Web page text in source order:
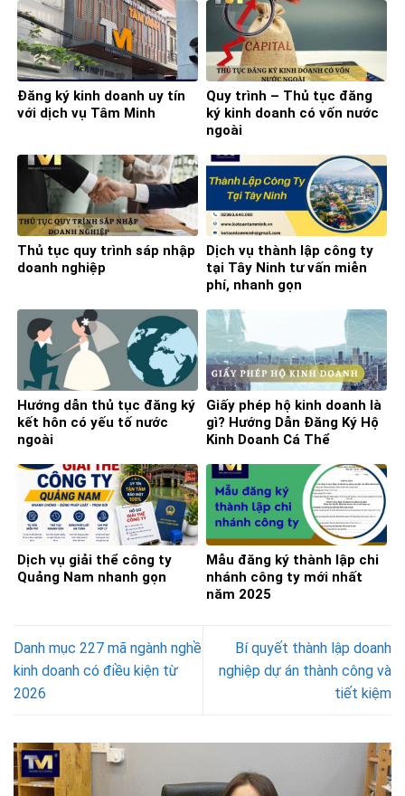
Đăng ký kinh doanh uy tín
với dịch vụ Tâm Minh
Quy trình – Thủ tục đăng
ký kinh doanh có vốn nước
ngoài
Thủ tục quy trình sáp nhập
doanh nghiệp
Dịch vụ thành lập công ty
tại Tây Ninh tư vấn miễn
phí, nhanh gọn
Hướng dẫn thủ tục đăng ký
kết hôn có yếu tố nước
ngoài
Giấy phép hộ kinh doanh là
gì? Hướng Dẫn Đăng Ký Hộ
Kinh Doanh Cá Thể
Dịch vụ giải thể công ty
Quảng Nam nhanh gọn
Mẫu đăng ký thành lập chi
nhánh công ty mới nhất
năm 2025
Danh mục 227 mã ngành nghề
kinh doanh có điều kiện từ
2026
Bí quyết thành lập doanh
nghiệp dự án thành công và
tiết kiệm